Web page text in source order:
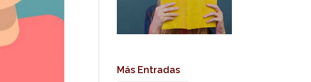
Más Entradas